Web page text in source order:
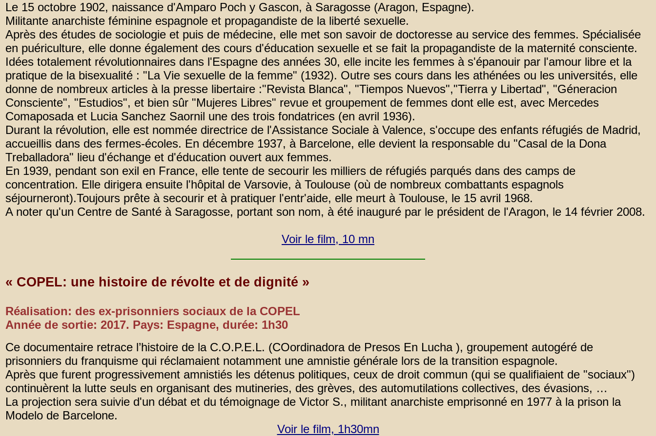
Le 15 octobre 1902, naissance d'Amparo Poch y Gascon, à Saragosse (Aragon, Espagne).
Militante anarchiste féminine espagnole et propagandiste de la liberté sexuelle.
Après des études de sociologie et puis de médecine, elle met son savoir de doctoresse au service des femmes. Spécialisée
en puériculture, elle donne également des cours d'éducation sexuelle et se fait la propagandiste de la maternité consciente.
Idées totalement révolutionnaires dans l'Espagne des années 30, elle incite les femmes à s'épanouir par l'amour libre et la
pratique de la bisexualité : "La Vie sexuelle de la femme" (1932). Outre ses cours dans les athénées ou les universités, elle
donne de nombreux articles à la presse libertaire :"Revista Blanca", "Tiempos Nuevos","Tierra y Libertad", "Géneracion
Consciente", "Estudios", et bien sûr "Mujeres Libres" revue et groupement de femmes dont elle est, avec Mercedes
Comaposada et Lucia Sanchez Saornil une des trois fondatrices (en avril 1936).
Durant la révolution, elle est nommée directrice de l'Assistance Sociale à Valence, s'occupe des enfants réfugiés de Madrid,
accueillis dans des fermes-écoles. En décembre 1937, à Barcelone, elle devient la responsable du "Casal de la Dona
Treballadora" lieu d'échange et d'éducation ouvert aux femmes.
En 1939, pendant son exil en France, elle tente de secourir les milliers de réfugiés parqués dans des camps de
concentration. Elle dirigera ensuite l'hôpital de Varsovie, à Toulouse (où de nombreux combattants espagnols
séjourneront).Toujours prête à secourir et à pratiquer l'entr'aide, elle meurt à Toulouse, le 15 avril 1968.
A noter qu'un Centre de Santé à Saragosse, portant son nom, à été inauguré par le président de l'Aragon, le 14 février 2008.
Voir le film, 10 mn
« COPEL: une histoire de révolte et de dignité »
Réalisation: des ex-prisonniers sociaux de la COPEL
Année de sortie: 2017. Pays: Espagne, durée: 1h30
Ce documentaire retrace l’histoire de la C.O.P.E.L. (COordinadora de Presos En Lucha ), groupement autogéré de
prisonniers du franquisme qui réclamaient notamment une amnistie générale lors de la transition espagnole.
Après que furent progressivement amnistiés les détenus politiques, ceux de droit commun (qui se qualifiaient de "sociaux")
continuèrent la lutte seuls en organisant des mutineries, des grèves, des automutilations collectives, des évasions, …
La projection sera suivie d'un débat et du témoignage de Victor S., militant anarchiste emprisonné en 1977 à la prison la
Modelo de Barcelone.
Voir le film, 1h30mn